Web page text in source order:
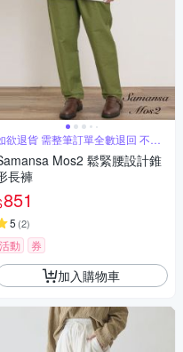
欲退貨 需整筆訂單全數退回 不能
退
Mos2 鬆緊腰設計錐
長褲
851
5 (2)
活動 券
加入購物車